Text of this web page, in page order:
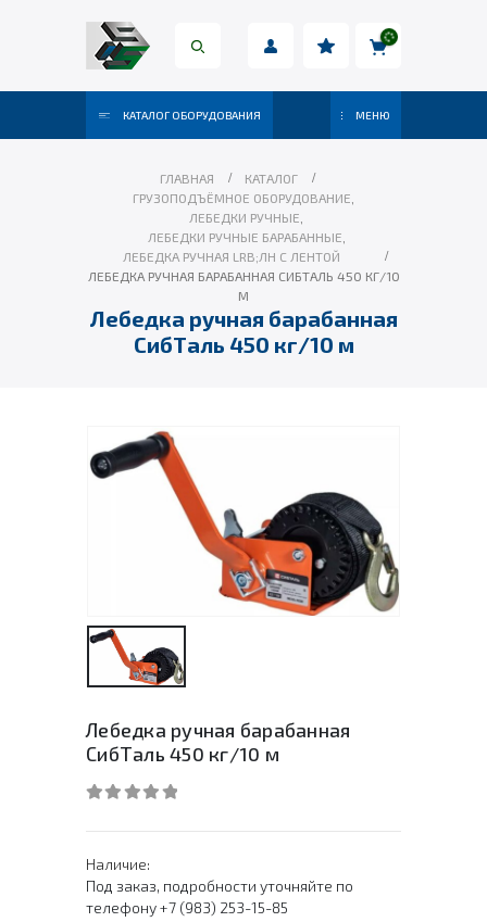
КАТАЛОГ ОБОРУДОВАНИЯ МЕНЮ
ГЛАВНАЯ
КАТАЛОГ
ГРУЗОПОДЪЁМНОЕ ОБОРУДОВАНИЕ
ЛЕБЕДКИ РУЧНЫЕ
ЛЕБЕДКИ РУЧНЫЕ БАРАБАННЫЕ
ЛЕБЕДКА РУЧНАЯ LRB;ЛН С ЛЕНТОЙ
ЛЕБЕДКА РУЧНАЯ БАРАБАННАЯ СИБТАЛЬ 450 КГ/10
М
Лебедка ручная барабанная
СибТаль 450 кг/10 м
Лебедка ручная барабанная
СибТаль 450 кг/10 м
Наличие:
Под заказ, подробности уточняйте по
телефону +7 (983) 253-15-85